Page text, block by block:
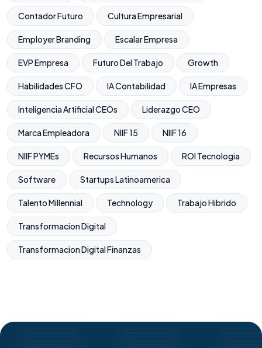
Contador Futuro Cultura Empresarial
Employer Branding Escalar Empresa
EVP Empresa Futuro Del Trabajo Growth
Habilidades CFO IA Contabilidad IA Empresas
Inteligencia Artificial CEOs Liderazgo CEO
Marca Empleadora NIIF 15 NIIF 16
NIIF PYMEs Recursos Humanos ROI Tecnologia
Software Startups Latinoamerica
Talento Millennial Technology Trabajo Hibrido
Transformacion Digital
Transformacion Digital Finanzas